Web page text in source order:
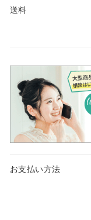
送料
お支払い方法